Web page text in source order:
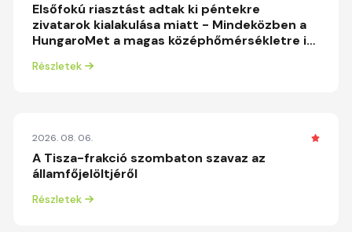
Elsőfokú riasztást adtak ki péntekre
zivatarok kialakulása miatt - Mindeközben a
HungaroMet a magas középhőmérsékletre is
Részletek
2026. 08. 06.
A Tisza-frakció szombaton szavaz az
államfőjelöltjéről
Részletek